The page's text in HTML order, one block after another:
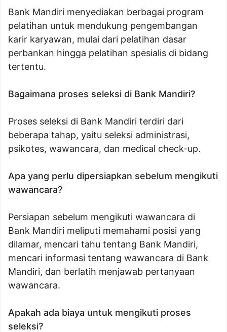
Bank Mandiri menyediakan berbagai program
pelatihan untuk mendukung pengembangan
karir karyawan, mulai dari pelatihan dasar
perbankan hingga pelatihan spesialis di bidang
tertentu.
Bagaimana proses seleksi di Bank Mandiri?
Proses seleksi di Bank Mandiri terdiri dari
beberapa tahap, yaitu seleksi administrasi,
psikotes, wawancara, dan medical check-up.
Apa yang perlu dipersiapkan sebelum mengikuti
wawancara?
Persiapan sebelum mengikuti wawancara di
Bank Mandiri meliputi memahami posisi yang
dilamar, mencari tahu tentang Bank Mandiri,
mencari informasi tentang wawancara di Bank
Mandiri, dan berlatih menjawab pertanyaan
wawancara.
Apakah ada biaya untuk mengikuti proses
seleksi?